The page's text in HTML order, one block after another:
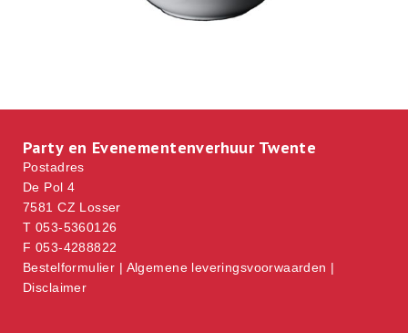
Party en Evenementenverhuur Twente
Postadres
De Pol 4
7581 CZ Losser
T 053-5360126
F 053-4288822
Bestelformulier | Algemene leveringsvoorwaarden |
Disclaimer